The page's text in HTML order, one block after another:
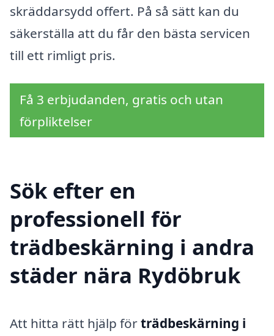
skräddarsydd offert. På så sätt kan du
säkerställa att du får den bästa servicen
till ett rimligt pris.
Få 3 erbjudanden, gratis och utan
förpliktelser
Sök efter en
professionell för
trädbeskärning i andra
städer nära Rydöbruk
Att hitta rätt hjälp förträdbeskärning i